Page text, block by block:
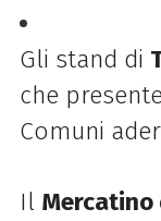
Gli stand di
che
Comuni
Il